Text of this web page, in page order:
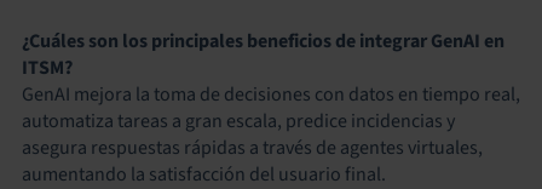
¿Cuáles son los principales beneficios de integrar GenAI en
ITSM?
GenAI mejora la toma de decisiones con datos en tiempo real,
automatiza tareas a gran escala, predice incidencias y
asegura respuestas rápidas a través de agentes virtuales,
aumentando la satisfacción del usuario final.